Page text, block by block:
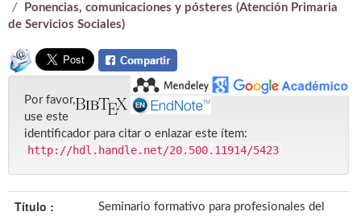
Ponencias, comunicaciones y pósteres (Atención Primaria
de Servicios Sociales)
Por favor,
use este
identificador para citar o enlazar este ítem:
http://hdl.handle.net/20.500.11914/5423
Título :
Seminario formativo para profesionales del